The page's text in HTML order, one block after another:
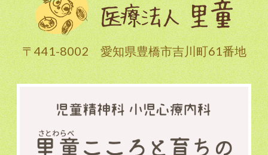
〒441-8002 愛知県豊橋市吉川町61番地